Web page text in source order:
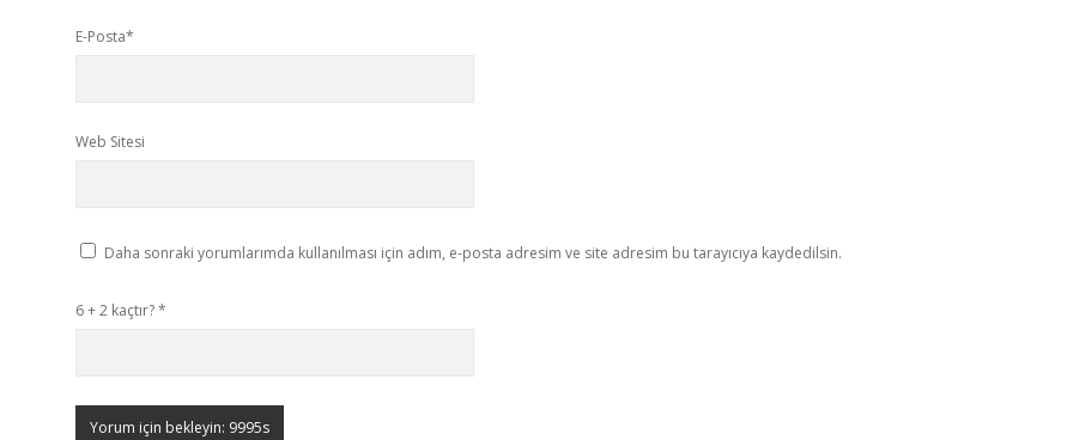
E-Posta*
Web Sitesi
Daha sonraki yorumlarımda kullanılması için adım, e-posta adresim ve site adresim bu tarayıcıya kaydedilsin.
6 + 2 kaçtır?*